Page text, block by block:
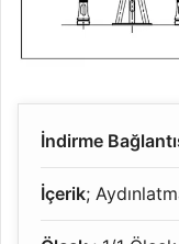
İndirme
İçerik;